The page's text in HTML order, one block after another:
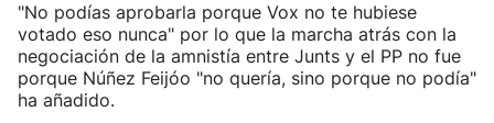
"No podías aprobarla porque Vox no te hubiese
votado eso nunca" por lo que la marcha atrás con la
negociación de la amnistía entre Junts y el PP no fue
porque Núñez Feijóo "no quería, sino porque no podía"
ha añadido.